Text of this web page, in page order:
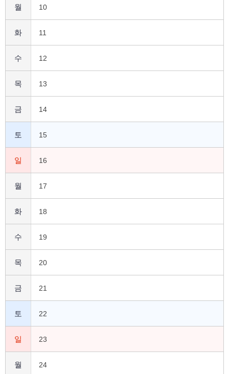
월 10
화 11
수 12
목 13
금 14
토 15
일 16
월 17
화 18
수 19
목 20
금 21
토 22
일 23
월 24